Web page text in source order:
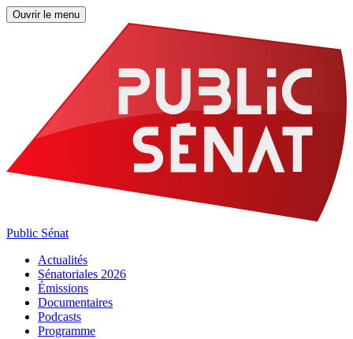
Ouvrir le menu
Public Sénat
Actualités
Sénatoriales 2026
Émissions
Documentaires
Podcasts
Programme